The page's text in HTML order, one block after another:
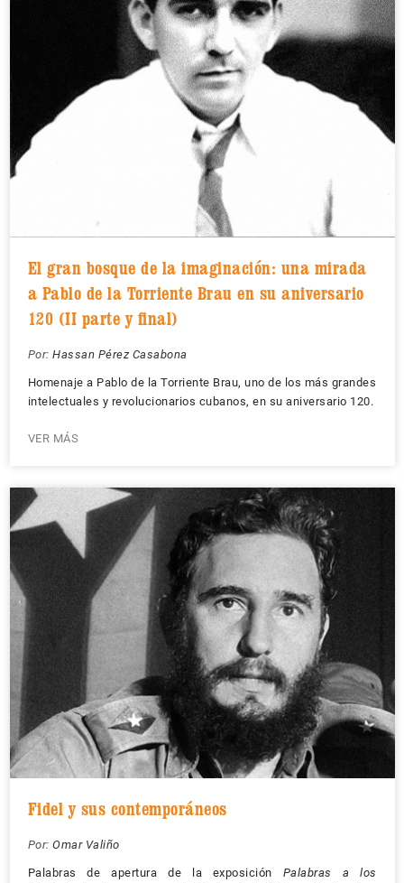
El gran bosque de la imaginación: una mirada
a Pablo de la Torriente Brau en su aniversario
120 (II parte y final)
Por: Hassan Pérez Casabona
Homenaje a Pablo de la Torriente Brau, uno de los más grandes
intelectuales y revolucionarios cubanos, en su aniversario 120.
VER MÁS
Fidel y sus contemporáneos
Por: Omar Valiño
Palabras de apertura de la exposición Palabras a los